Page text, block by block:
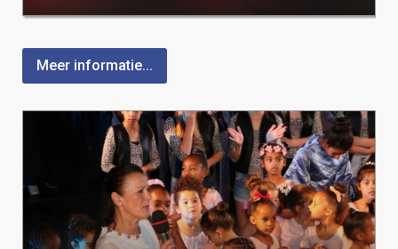
Meer informatie...